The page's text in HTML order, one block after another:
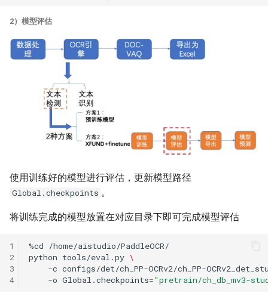
2）模型评估
使用训练好的模型进行评估，更新模型路径
Global.checkpoints 。
将训练完成的模型放置在对应目录下即可完成模型评估
1
2
3
4
%cd
python tools/eval.py \
-c configs/det/ch_PP-OCRv2/ch_PP-
-o Global.checkpoints="pretrain/ch_db_mv3-